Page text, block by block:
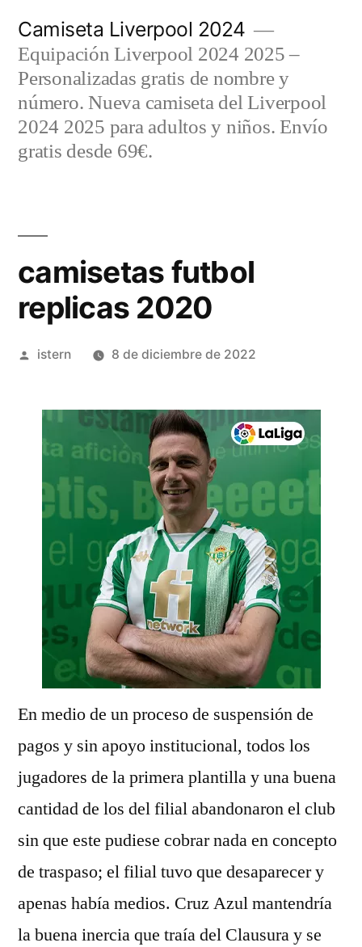
contenido
Camiseta Liverpool 2024
Equipación Liverpool 2024 2025 –
Personalizadas gratis de nombre y
número. Nueva camiseta del Liverpool
2024 2025 para adultos y niños. Envío
gratis desde 69€.
camisetas futbol
replicas 2020
Publicado
istern 8 de diciembre de 2022
En medio de un proceso de suspensión de
pagos y sin apoyo institucional, todos los
jugadores de la primera plantilla y una buena
cantidad de los del filial abandonaron el club
sin que este pudiese cobrar nada en concepto
de traspaso; el filial tuvo que desaparecer y
apenas había medios. Cruz Azul mantendría
la buena inercia que traía del Clausura y se